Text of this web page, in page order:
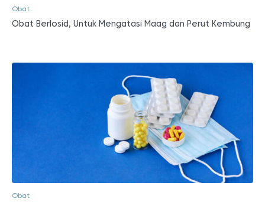
Obat
Obat Berlosid, Untuk Mengatasi Maag dan Perut Kembung
Obat